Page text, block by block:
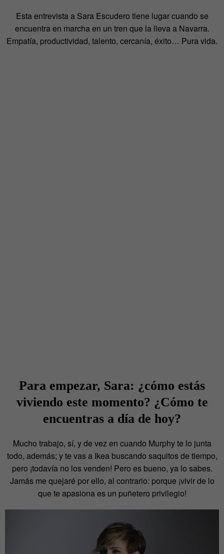
Esta entrevista a Sara Escudero tiene lugar cuando se
encuentra en marcha en un tren que la lleva a Navarra.
Empatía, productividad, talento, cercanía, éxito… Pura vida.
Para empezar, Sara: ¿cómo estás
viviendo este momento? ¿Cómo te
encuentras a día de hoy?
Mucho trabajo, sí, y de vez en cuando Murphy te lo junta
todo, además; y te vas a Ikea buscando saquitos de tiempo,
pero ¡todavía no los venden! Pero es bueno, ya lo sabes.
Jamás me quejaré por ello, al contrario: porque ¡vivir de lo
que te apasiona es un puñetero privilegio!